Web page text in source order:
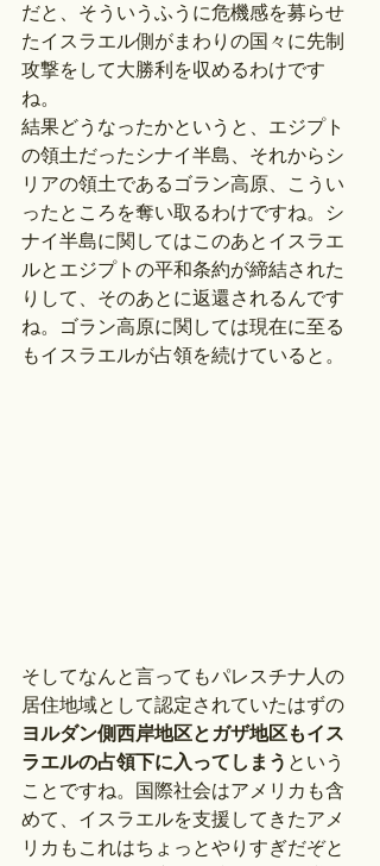
だと、そういうふうに危機感を募らせ
たイスラエル側がまわりの国々に先制
攻撃をして大勝利を収めるわけです
ね。
結果どうなったかというと、エジプト
の領土だったシナイ半島、それからシ
リアの領土であるゴラン高原、こうい
ったところを奪い取るわけですね。シ
ナイ半島に関してはこのあとイスラエ
ルとエジプトの平和条約が締結された
りして、そのあとに返還されるんです
ね。ゴラン高原に関しては現在に至る
もイスラエルが占領を続けていると。
そしてなんと言ってもパレスチナ人の
居住地域として認定されていたはずの
ヨルダン側西岸地区とガザ地区もイス
ラエルの占領下に入ってしまう という
ことですね。国際社会はアメリカも含
めて、イスラエルを支援してきたアメ
リカもこれはちょっとやりすぎだぞと